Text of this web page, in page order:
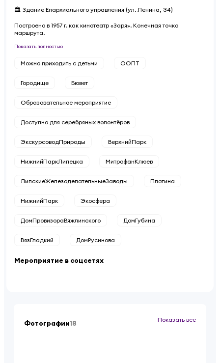
🏛 Здание Епархиального управления (ул. Ленина, 34)
Построено в 1957 г. как кинотеатр «Заря». Конечная точка
маршрута.
Показать полностью
Можно приходить с детьми ООПТ
Городище Бювет
Образовательное мероприятие
Доступно для серебряных волонтёров
ЭкскурсоводПрироды ВерхнийПарк
НижнийПаркЛипецка МитрофанКлюев
ЛипскиеЖелезоделательныеЗаводы Плотина
НижнийПарк Экосфера
ДомПровизораВяжлинского ДомГубина
ВязГладкий ДомРусинова
Мероприятие в соцсетях
Фотографии18 Показать все